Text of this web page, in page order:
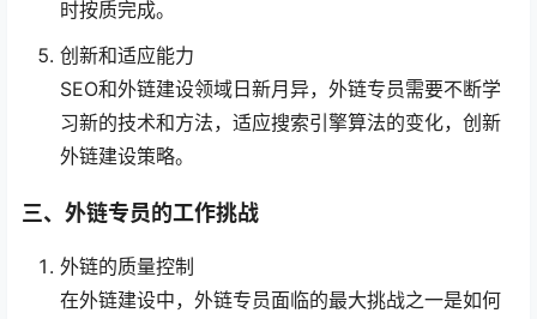
时按质完成。
创新和适应能力
SEO和外链建设领域日新月异，外链专员需要不断学
习新的技术和方法，适应搜索引擎算法的变化，创新
外链建设策略。
三、外链专员的工作挑战
外链的质量控制
在外链建设中，外链专员面临的最大挑战之一是如何